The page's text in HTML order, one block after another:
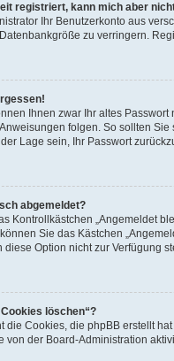
registriert, kann mich aber
Ihr Benutzerkonto aus
zu verringern.
Ihnen zwar Ihr altes
folgen. So sollten
Lage sein, Ihr Passwort
abgemeldet?
Kontrollkästchen „Angemeldet
Sie das Kästchen
diese Option nicht zur Verfügung
löschen“?
die Cookies, die phpBB erstellt
von der Board-Administration